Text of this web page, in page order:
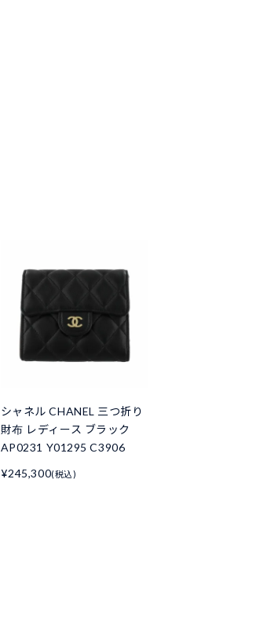
シャネル CHANEL 三つ折り
財布 レディース ブラック
AP0231 Y01295 C3906
¥245,300(税込)